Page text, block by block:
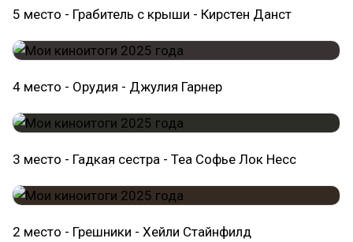
5 место - Грабитель с крыши - Кирстен Данст
4 место - Орудия - Джулия Гарнер
3 место - Гадкая сестра - Теа Софье Лок Несс
2 место - Грешники - Хейли Стайнфилд